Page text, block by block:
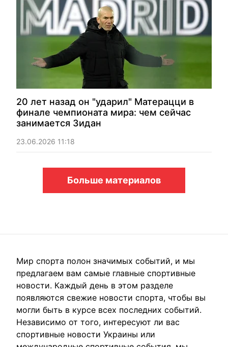
20 лет назад он "ударил" Матерацци в
финале чемпионата мира: чем сейчас
занимается Зидан
23.06.2026 11:18
Больше материалов
Мир спорта полон значимых событий, и мы
предлагаем вам самые главные спортивные
новости. Каждый день в этом разделе
появляются свежие новости спорта, чтобы вы
могли быть в курсе всех последних событий.
Независимо от того, интересуют ли вас
спортивные новости Украины или